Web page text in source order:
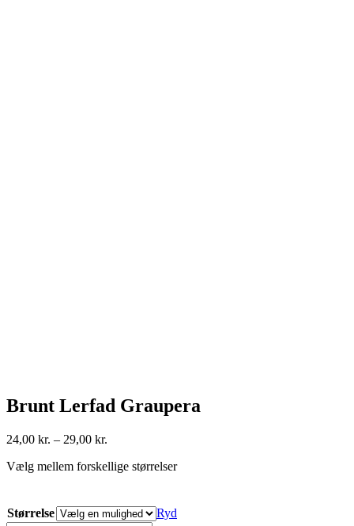
Brunt Lerfad Graupera
24,00 kr. – 29,00 kr.
til
Vælg mellem forskellige størrelser
Størrelse
Ryd